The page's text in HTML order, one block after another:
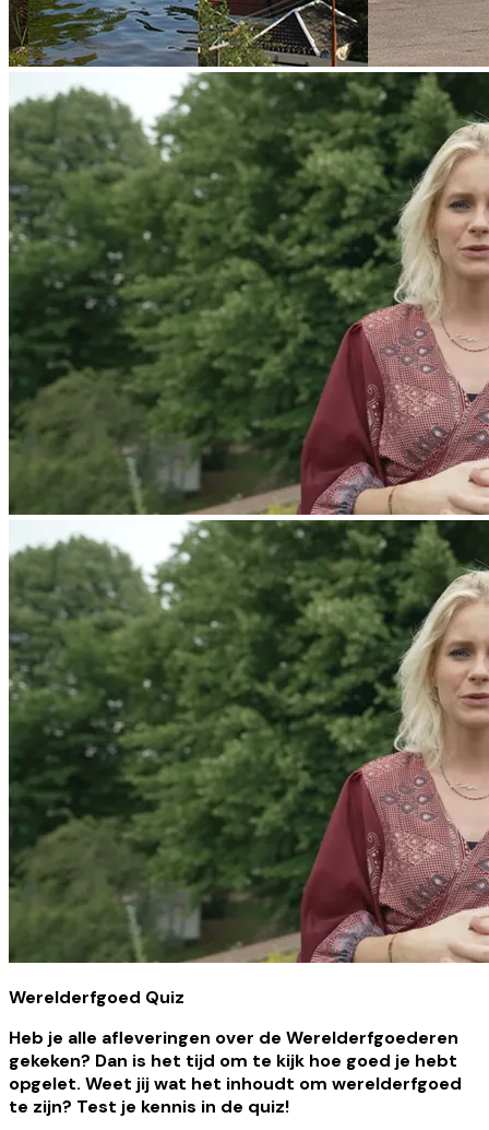
Werelderfgoed Quiz
Heb je alle afleveringen over de Werelderfgoederen
gekeken? Dan is het tijd om te kijk hoe goed je hebt
opgelet. Weet jij wat het inhoudt om werelderfgoed
te zijn? Test je kennis in de quiz!